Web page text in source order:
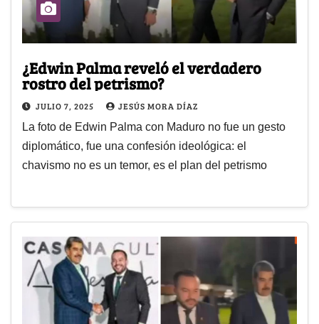
¿Edwin Palma reveló el verdadero
rostro del petrismo?
JULIO 7, 2025 JESÚS MORA DÍAZ
La foto de Edwin Palma con Maduro no fue un gesto
diplomático, fue una confesión ideológica: el
chavismo no es un temor, es el plan del petrismo